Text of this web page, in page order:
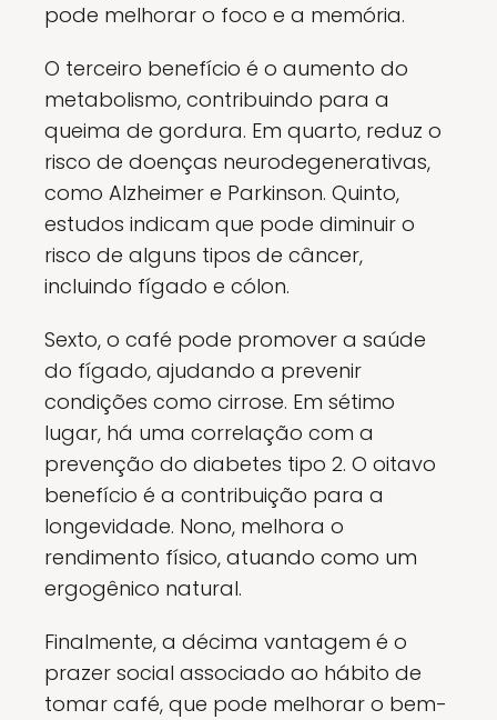
pode melhorar o foco e a memória.
O terceiro benefício é o aumento do
metabolismo, contribuindo para a
queima de gordura. Em quarto, reduz o
risco de doenças neurodegenerativas,
como Alzheimer e Parkinson. Quinto,
estudos indicam que pode diminuir o
risco de alguns tipos de câncer,
incluindo fígado e cólon.
Sexto, o café pode promover a saúde
do fígado, ajudando a prevenir
condições como cirrose. Em sétimo
lugar, há uma correlação com a
prevenção do diabetes tipo 2. O oitavo
benefício é a contribuição para a
longevidade. Nono, melhora o
rendimento físico, atuando como um
ergogênico natural.
Finalmente, a décima vantagem é o
prazer social associado ao hábito de
tomar café, que pode melhorar o bem-